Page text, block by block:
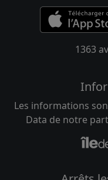
1363
Les informations
Data de notre